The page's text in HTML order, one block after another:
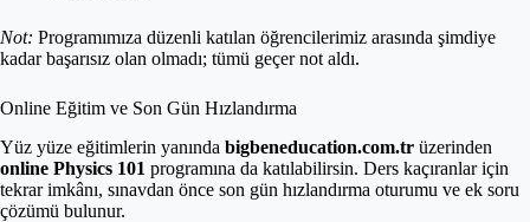
Not: Programımıza düzenli katılan öğrencilerimiz arasında şimdiye
kadar başarısız olan olmadı; tümü geçer not aldı.
Online Eğitim ve Son Gün Hızlandırma
Yüz yüze eğitimlerin yanında bigbeneducation.com.tr üzerinden
online Physics 101 programına da katılabilirsin. Ders kaçıranlar için
tekrar imkânı, sınavdan önce son gün hızlandırma oturumu ve ek soru
çözümü bulunur.